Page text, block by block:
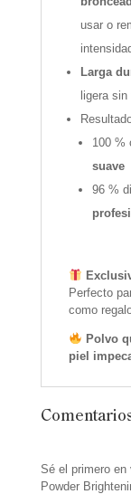
usar o
Larga
ligera sin
100 %
suave
96 %
Perfecto
como
Polvo
piel
Sé el primero en
Powder